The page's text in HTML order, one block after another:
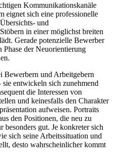
Kommunikationskanäle
eignet sich eine professionelle
und
in einer möglichst breiten
Gerade potenzielle Bewerber
Phase der Neuorientierung
Bewerbern und Arbeitgebern
entwickeln sich zunehmend
die Interessen von
und keinesfalls den Charakter
aufweisen. Portraits
den Positionen, die neu zu
besonders gut. Je konkreter sich
sich seine Arbeitssituation und
desto wahrscheinlicher kommt